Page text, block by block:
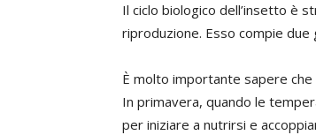
Il ciclo biologico dell’insetto è
riproduzione. Esso compie due
È molto importante sapere
In primavera, quando le
per iniziare a nutrirsi e